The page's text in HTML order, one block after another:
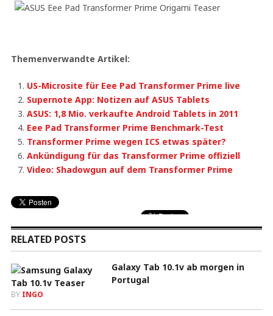
Themenverwandte Artikel:
US-Microsite für Eee Pad Transformer Prime live
Supernote App: Notizen auf ASUS Tablets
ASUS: 1,8 Mio. verkaufte Android Tablets in 2011
Eee Pad Transformer Prime Benchmark-Test
Transformer Prime wegen ICS etwas später?
Ankündigung für das Transformer Prime offiziell
Video: Shadowgun auf dem Transformer Prime
RELATED POSTS
Galaxy Tab 10.1v ab morgen in
Portugal
BY INGO